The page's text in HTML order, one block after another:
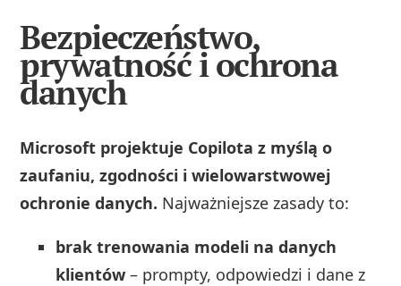
Bezpieczeństwo,
prywatność i ochrona
danych
Microsoft projektuje Copilota z myślą o
zaufaniu, zgodności i wielowarstwowej
ochronie danych. Najważniejsze zasady to:
brak trenowania modeli na danych
klientów – prompty, odpowiedzi i dane z